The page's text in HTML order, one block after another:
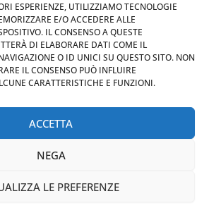
ESPERIENZE, UTILIZZIAMO TECNOLOGIE
E/O ACCEDERE ALLE
IL CONSENSO A QUESTE
DI ELABORARE DATI COME IL
O ID UNICI SU QUESTO SITO. NON
IL CONSENSO PUÒ INFLUIRE
CARATTERISTICHE E FUNZIONI.
ACCETTA
NEGA
LE PREFERENZE
MAPS
CHIAMA ORA